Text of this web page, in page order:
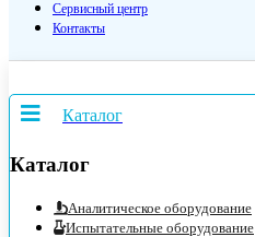
Сервисный центр
Контакты
Каталог
Каталог
Аналитическое оборудование
Испытательные оборудование